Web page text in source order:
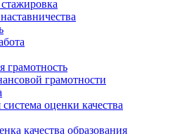
грамотность
грамотности
оценки качества
качества образования